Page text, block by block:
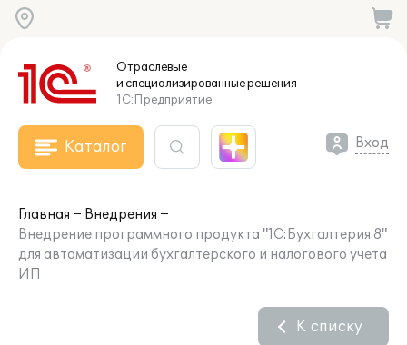
Отраслевые
и специализированныерешения
1С:Предприятие
Каталог Вход
Главная
Внедрения
Внедрение программного продукта "1С:Бухгалтерия 8"
для автоматизации бухгалтерского и налогового учета
ИП
К списку